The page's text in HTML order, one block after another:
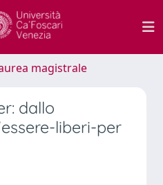
magistrale
dallo
liberi-per